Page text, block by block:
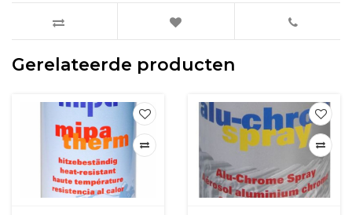
Gerelateerde producten